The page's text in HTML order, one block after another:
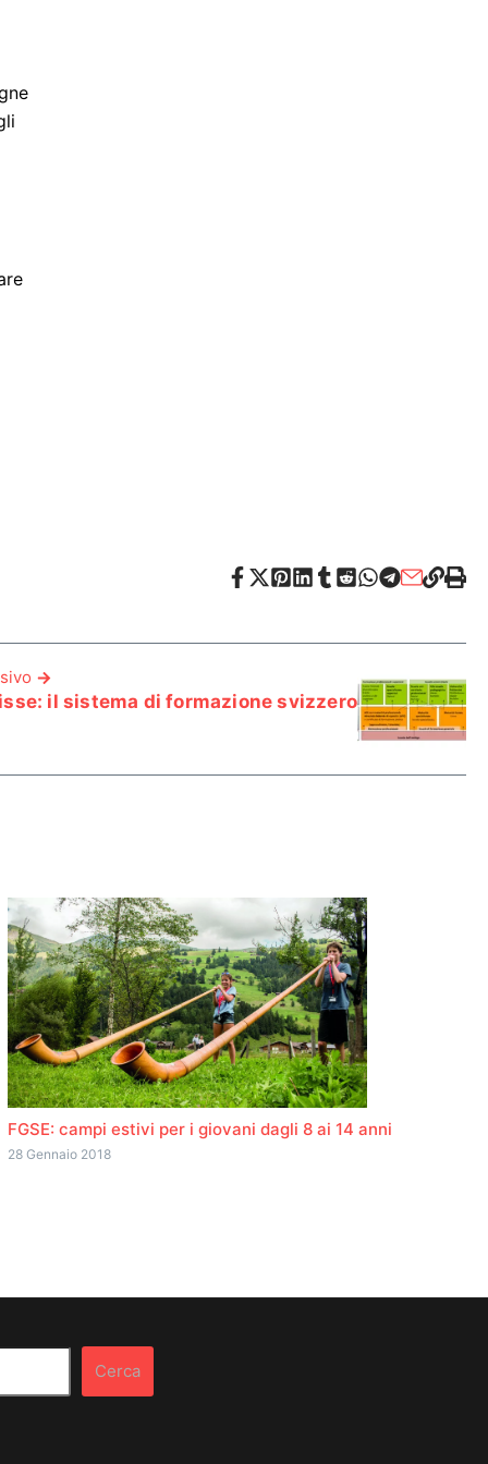
il sistema di formazione svizzero
FGSE: campi estivi per i giovani dagli 8 ai 14 anni
28 Gennaio 2018
Cerca